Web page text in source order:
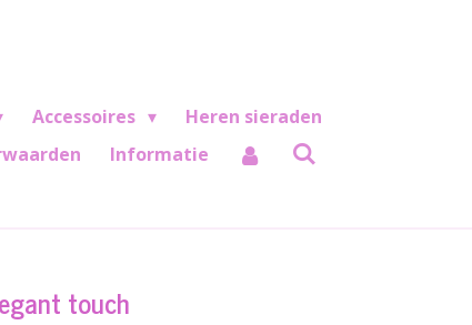
Accessoires
Heren sieraden
Informatie
touch